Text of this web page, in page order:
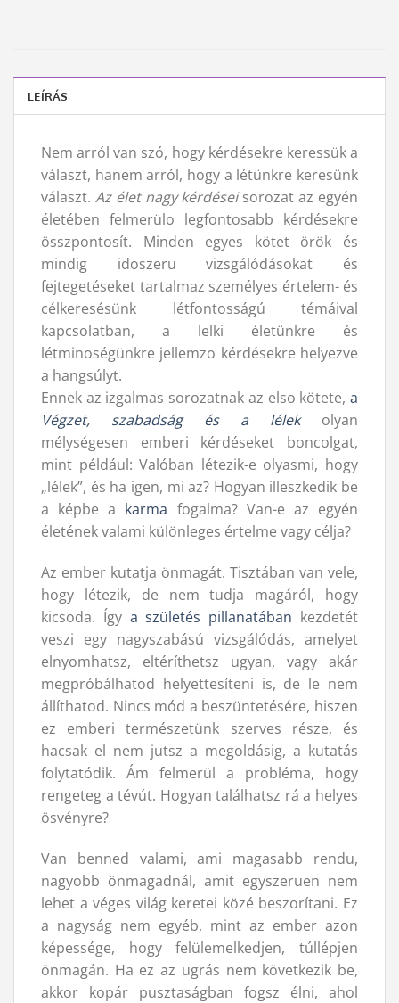
LEÍRÁS
Nem arról van szó, hogy kérdésekre keressük a
választ, hanem arról, hogy a létünkre keresünk
választ. Az élet nagy kérdéseisorozat az egyén
életében felmerülo legfontosabb kérdésekre
összpontosít. Minden egyes kötet örök és
mindig idoszeru vizsgálódásokat és
fejtegetéseket tartalmaz személyes értelem- és
célkeresésünk létfontosságú témáival
kapcsolatban, a lelki életünkre és
létminoségünkre jellemzo kérdésekre helyezve
a hangsúlyt.
Ennek az izgalmas sorozatnak az elso kötete, a
Végzet, szabadság és a lélekolyan
mélységesen emberi kérdéseket boncolgat,
mint például: Valóban létezik-e olyasmi, hogy
„lélek”, és ha igen, mi az? Hogyan illeszkedik be
a képbe a karma fogalma? Van-e az egyén
életének valami különleges értelme vagy célja?
Az ember kutatja önmagát. Tisztában van vele,
hogy létezik, de nem tudja magáról, hogy
kicsoda. Ígya születés pillanatában kezdetét
veszi egy nagyszabású vizsgálódás, amelyet
elnyomhatsz, eltéríthetsz ugyan, vagy akár
megpróbálhatod helyettesíteni is, de le nem
állíthatod. Nincs mód a beszüntetésére, hiszen
ez emberi természetünk szerves része, és
hacsak el nem jutsz a megoldásig, a kutatás
folytatódik. Ám felmerül a probléma, hogy
rengeteg a tévút. Hogyan találhatsz rá a helyes
ösvényre?
Van benned valami, ami magasabb rendu,
nagyobb önmagadnál, amit egyszeruen nem
lehet a véges világ keretei közé beszorítani. Ez
a nagyság nem egyéb, mint az ember azon
képessége, hogy felülemelkedjen, túllépjen
önmagán. Ha ez az ugrás nem következik be,
akkor kopár pusztaságban fogsz élni, ahol